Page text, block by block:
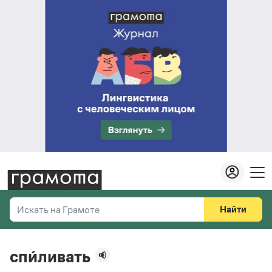
Искать на Грамоте
Справочная служба
Найти
спи́ливать